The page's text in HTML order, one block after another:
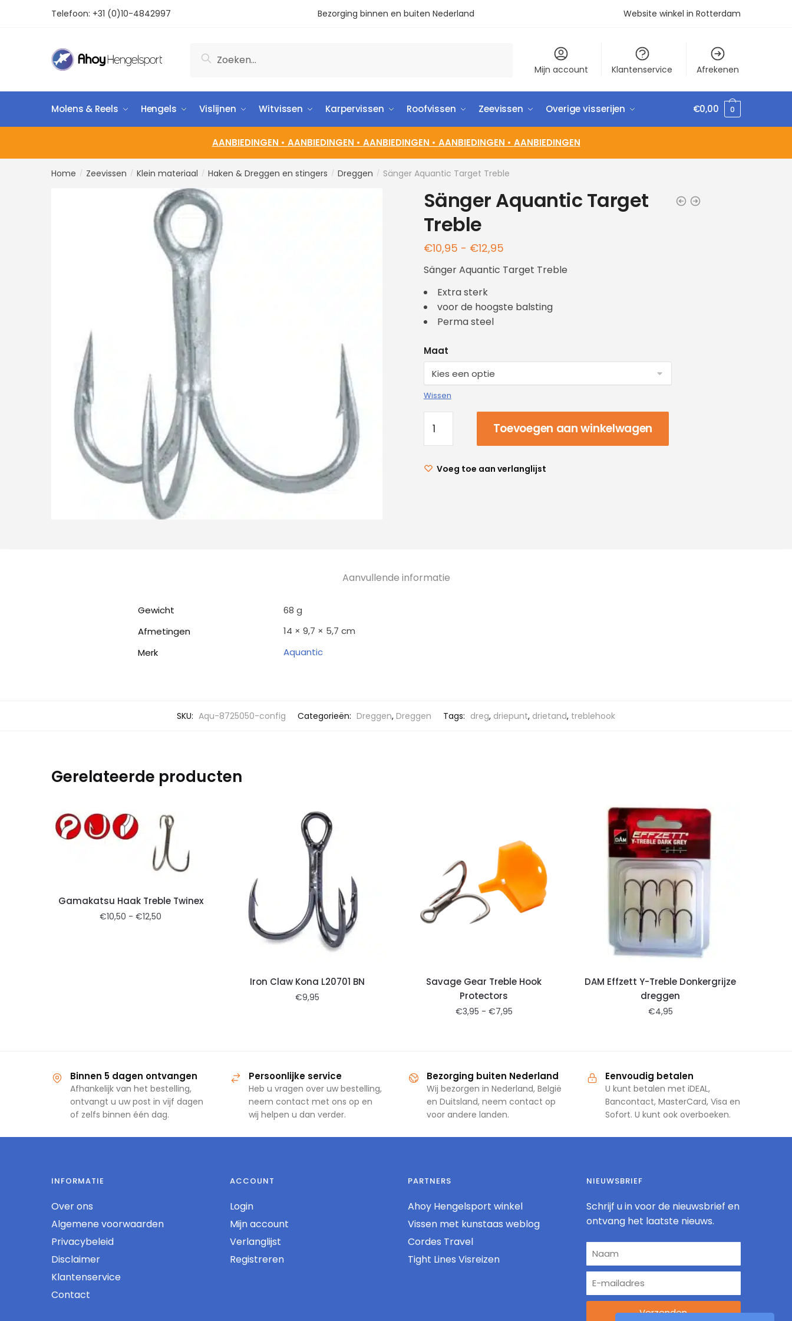
Telefoon: +31 (0)10-4842997 Bezorging binnen en buiten Nederland Website winkel in Rotterdam
Zoeken
Mijn account Klantenservice Afrekenen
Molens & Reels Hengels Vislijnen Witvissen Karpervissen Roofvissen Zeevissen Overige visserijen €0,00 0
AANBIEDINGEN • AANBIEDINGEN • AANBIEDINGEN • AANBIEDINGEN • AANBIEDINGEN
Home / Zeevissen / Klein materiaal / Haken & Dreggen en stingers / Dreggen / Sänger Aquantic Target Treble
Sänger Aquantic Target
Treble
€10,95 - €12,95
Sänger Aquantic Target Treble
Extra sterk
voor de hoogste balsting
Perma steel
Maat
Wissen
Toevoegen aan winkelwagen
Voeg toe aan verlanglijst
Aanvullende informatie
Gewicht
68 g
Afmetingen
14 × 9,7 × 5,7 cm
Merk
Aquantic
SKU: Aqu-8725050-config Categorieën: Dreggen, Dreggen Tags: dreg, driepunt, drietand, treblehook
Gerelateerde producten
Gamakatsu Haak Treble Twinex
€10,50 - €12,50
Iron Claw Kona L20701 BN
€9,95
Savage Gear Treble Hook
Protectors
€3,95 - €7,95
DAM Effzett Y-Treble Donkergrijze
dreggen
€4,95
Binnen 5 dagen ontvangen
Afhankelijk van het bestelling,
ontvangt u uw post in vijf dagen
of zelfs binnen één dag.
Persoonlijke service
Heb u vragen over uw bestelling,
neem contact met ons op en
wij helpen u dan verder.
Bezorging buiten Nederland
Wij bezorgen in Nederland, België
en Duitsland, neem contact op
voor andere landen.
Eenvoudig betalen
U kunt betalen met iDEAL,
Bancontact, MasterCard, Visa en
Sofort. U kunt ook overboeken.
INFORMATIE
Over ons
Algemene voorwaarden
Privacybeleid
Disclaimer
Klantenservice
Contact
ACCOUNT
Login
Mijn account
Verlanglijst
Registreren
PARTNERS
Ahoy Hengelsport winkel
Vissen met kunstaas weblog
Cordes Travel
Tight Lines Visreizen
NIEUWSBRIEF
Schrijf u in voor de nieuwsbrief en
ontvang het laatste nieuws.
Verzenden